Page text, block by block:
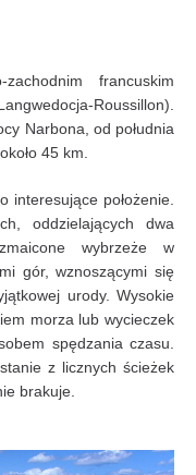
francuskim
Roussillon).
Narbona, od południa
45 km.
interesujące położenie.
oddzielających dwa
wybrzeże w
gór, wznoszącymi się
urody. Wysokie
morza lub wycieczek
spędzania czasu.
z licznych ścieżek
brakuje.